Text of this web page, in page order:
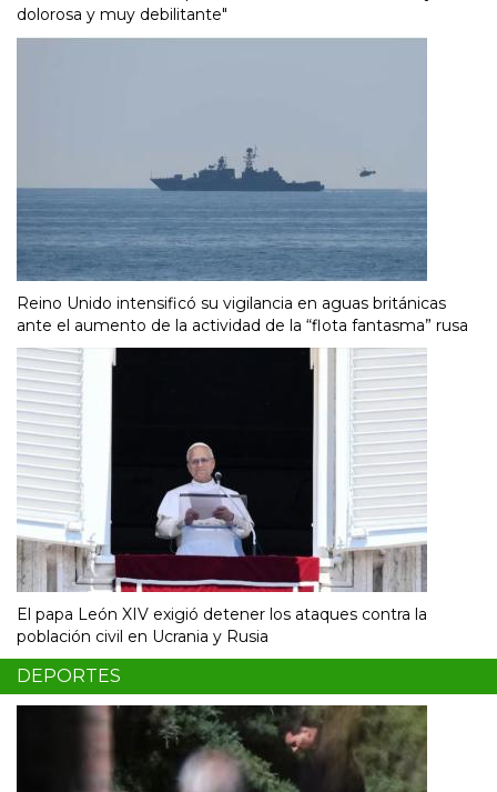
dolorosa y muy debilitante"
Reino Unido intensificó su vigilancia en aguas británicas
ante el aumento de la actividad de la “flota fantasma” rusa
El papa León XIV exigió detener los ataques contra la
población civil en Ucrania y Rusia
DEPORTES